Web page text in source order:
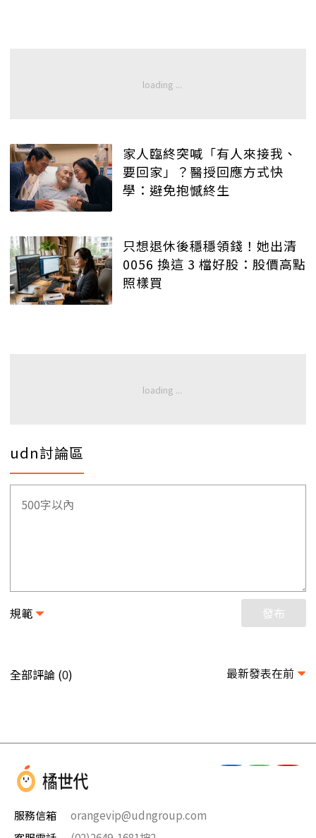
家人臨終突喊「有人來接我、
要回家」？醫授回應方式快
學：避免抱憾終生
只想退休後穩穩領錢！她出清
0056 換這 3 檔好股：股價高點
照樣買
udn討論區
規範 發布
全部評論 (0) 最新發表在前
服務信箱
orangevip@udngroup.com